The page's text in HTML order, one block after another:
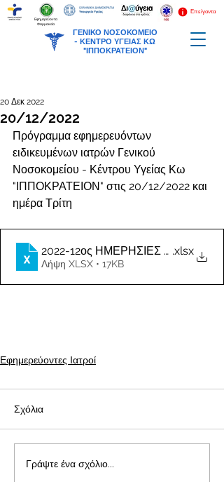
ΓΕΝΙΚΟ ΝΟΣΟΚΟΜΕΙΟ
- ΚΕΝΤΡΟ ΥΓΕΙΑΣ ΚΩ
"ΙΠΠΟΚΡΑΤΕΙΟΝ"
Επείγοντα
Εφημερεύοντα
Φαρμακεία
20/12/2022
20 Δεκ 2022
Πρόγραμμα εφημερευόντων
ειδικευμένων ιατρών Γενικού
Νοσοκομείου - Κέντρου Υγείας Κω
"ΙΠΠΟΚΡΑΤΕΙΟΝ" στις 20/12/2022 και
ημέρα Τρίτη
2022-12ος ΗΜΕΡΗΣΙΕΣ .xlsx
Λήψη XLSX • 17KB
Εφημερεύοντες Ιατροί
Σχόλια
Γράψτε ένα σχόλιο...